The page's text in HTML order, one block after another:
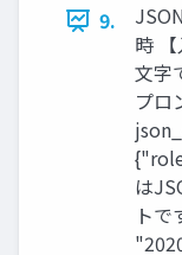
9.
時
文字
プロ
は
ト